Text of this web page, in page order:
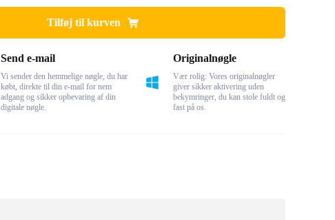
Tilføj til kurven
Send e-mail
Vi sender den hemmelige nøgle, du har
købt, direkte til din e-mail for nem
adgang og sikker opbevaring af din
digitale nøgle.
Originalnøgle
Vær rolig: Vores originalnøgler
giver sikker aktivering uden
bekymringer, du kan stole fuldt og
fast på os.